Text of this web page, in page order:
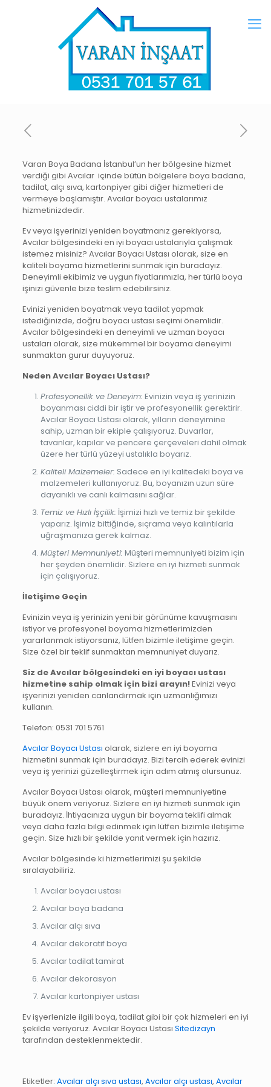
Varan Boya Badana İstanbul’un her bölgesine hizmet
verdiği gibi Avcılar içinde bütün bölgelere boya badana,
tadilat, alçı sıva, kartonpiyer gibi diğer hizmetleri de
vermeye başlamıştır. Avcılar boyacı ustalarımız
hizmetinizdedir.
Ev veya işyerinizi yeniden boyatmanız gerekiyorsa,
Avcılar bölgesindeki en iyi boyacı ustalarıyla çalışmak
istemez misiniz? Avcılar Boyacı Ustası olarak, size en
kaliteli boyama hizmetlerini sunmak için buradayız.
Deneyimli ekibimiz ve uygun fiyatlarımızla, her türlü boya
işinizi güvenle bize teslim edebilirsiniz.
Evinizi yeniden boyatmak veya tadilat yapmak
istediğinizde, doğru boyacı ustası seçimi önemlidir.
Avcılar bölgesindeki en deneyimli ve uzman boyacı
ustaları olarak, size mükemmel bir boyama deneyimi
sunmaktan gurur duyuyoruz.
Neden Avcılar Boyacı Ustası?
Profesyonellik ve Deneyim: Evinizin veya iş yerinizin
boyanması ciddi bir iştir ve profesyonellik gerektirir.
Avcılar Boyacı Ustası olarak, yılların deneyimine
sahip, uzman bir ekiple çalışıyoruz. Duvarlar,
tavanlar, kapılar ve pencere çerçeveleri dahil olmak
üzere her türlü yüzeyi ustalıkla boyarız.
Kaliteli Malzemeler: Sadece en iyi kalitedeki boya ve
malzemeleri kullanıyoruz. Bu, boyanızın uzun süre
dayanıklı ve canlı kalmasını sağlar.
Temiz ve Hızlı İşçilik: İşimizi hızlı ve temiz bir şekilde
yaparız. İşimiz bittiğinde, sıçrama veya kalıntılarla
uğraşmanıza gerek kalmaz.
Müşteri Memnuniyeti: Müşteri memnuniyeti bizim için
her şeyden önemlidir. Sizlere en iyi hizmeti sunmak
için çalışıyoruz.
İletişime Geçin
Evinizin veya iş yerinizin yeni bir görünüme kavuşmasını
istiyor ve profesyonel boyama hizmetlerimizden
yararlanmak istiyorsanız, lütfen bizimle iletişime geçin.
Size özel bir teklif sunmaktan memnuniyet duyarız.
Siz de Avcılar bölgesindeki en iyi boyacı ustası
hizmetine sahip olmak için bizi arayın!Evinizi veya
işyerinizi yeniden canlandırmak için uzmanlığımızı
kullanın.
Telefon: 0531 701 5761
Avcılar Boyacı Ustası olarak, sizlere en iyi boyama
hizmetini sunmak için buradayız. Bizi tercih ederek evinizi
veya iş yerinizi güzelleştirmek için adım atmış olursunuz.
Avcılar Boyacı Ustası olarak, müşteri memnuniyetine
büyük önem veriyoruz. Sizlere en iyi hizmeti sunmak için
buradayız. İhtiyacınıza uygun bir boyama teklifi almak
veya daha fazla bilgi edinmek için lütfen bizimle iletişime
geçin. Size hızlı bir şekilde yanıt vermek için hazırız.
Avcılar bölgesinde ki hizmetlerimizi şu şekilde
sıralayabiliriz.
Avcılar boyacı ustası
Avcılar boya badana
Avcılar alçı sıva
Avcılar dekoratif boya
Avcılar tadilat tamirat
Avcılar dekorasyon
Avcılar kartonpiyer ustası
Ev işyerlenizle ilgili boya, tadilat gibi bir çok hizmeleri en iyi
şekilde veriyoruz. Avcılar Boyacı Ustası Sitedizayn
tarafından desteklenmektedir.
Etiketler: Avcılar alçı sıva ustası, Avcılar alçı ustası, Avcılar